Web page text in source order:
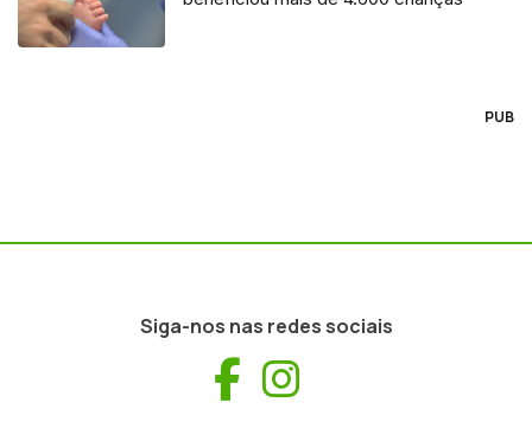
PUB
Siga-nos nas redes sociais
Facebook